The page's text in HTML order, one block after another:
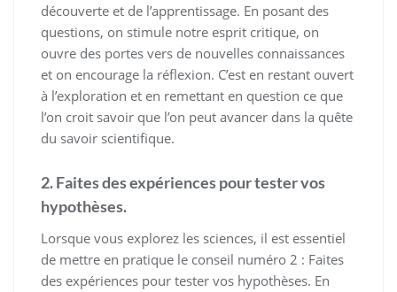
découverte et de l’apprentissage. En posant des
questions, on stimule notre esprit critique, on
ouvre des portes vers de nouvelles connaissances
et on encourage la réflexion. C’est en restant ouvert
à l’exploration et en remettant en question ce que
l’on croit savoir que l’on peut avancer dans la quête
du savoir scientifique.
2. Faites des expériences pour tester vos
hypothèses.
Lorsque vous explorez les sciences, il est essentiel
de mettre en pratique le conseil numéro 2 : Faites
des expériences pour tester vos hypothèses. En